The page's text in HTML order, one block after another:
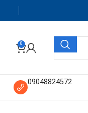
0
09048824572